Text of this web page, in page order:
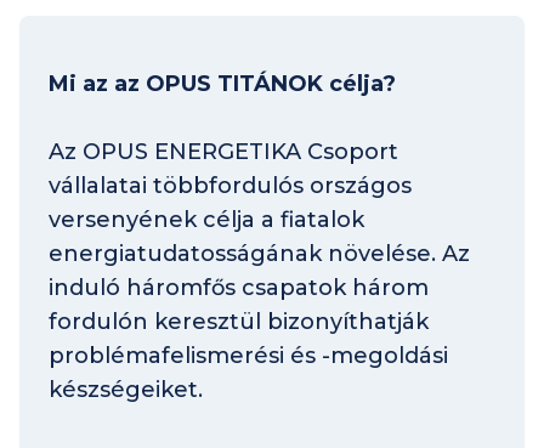
Mi az az OPUS TITÁNOK célja?
Az OPUS ENERGETIKA Csoport
vállalatai többfordulós országos
versenyének célja a fiatalok
energiatudatosságának növelése. Az
induló háromfős csapatok három
fordulón keresztül bizonyíthatják
problémafelismerési és -megoldási
készségeiket.